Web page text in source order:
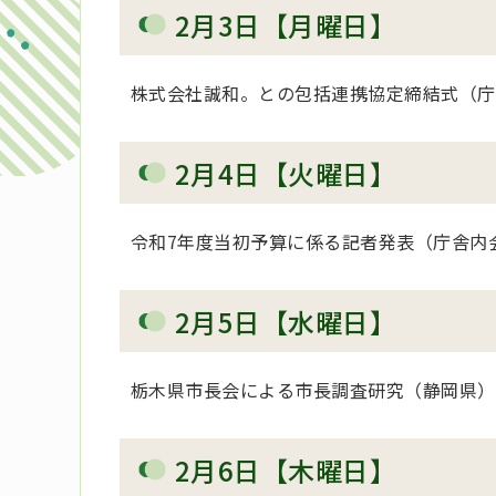
2月3日【月曜日】
株式会社誠和。との包括連携協定締結式（庁
2月4日【火曜日】
令和7年度当初予算に係る記者発表（庁舎内
2月5日【水曜日】
栃木県市長会による市長調査研究（静岡県）
2月6日【木曜日】